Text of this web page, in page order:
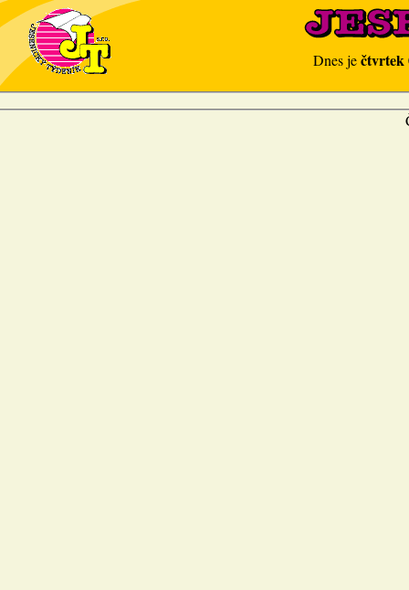
Dnes ječtvrtek